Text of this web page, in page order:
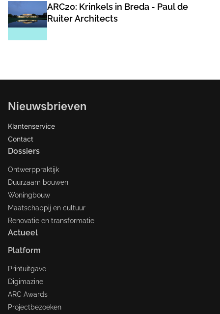
ARC20: Krinkels in Breda - Paul de
Ruiter Architects
Nieuwsbrieven
Klantenservice
Contact
Dossiers
Ontwerppraktijk
Duurzaam bouwen
Woningbouw
Maatschappij en cultuur
Renovatie en transformatie
Actueel
Platform
Printuitgave
Digimazine
ARC Awards
Projectbezoeken